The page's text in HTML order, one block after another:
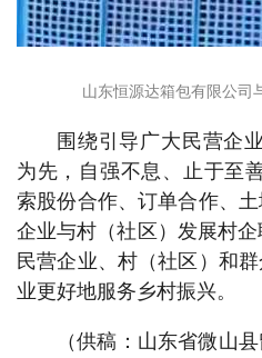
山东恒源达箱包有限公司
围绕引导广大民营企
为先，自强不息、止于至
索股份合作、订单合作、
企业与村（社区）发展村
民营企业、村（社区）和
业更好地服务乡村振兴。
（供稿：山东省微山